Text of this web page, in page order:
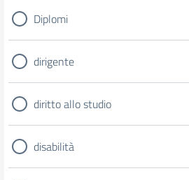
Diplomi
dirigente
diritto allo studio
disabilità